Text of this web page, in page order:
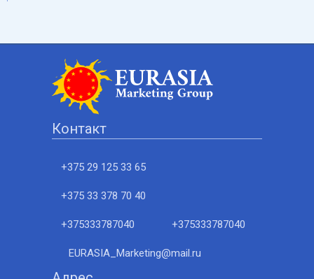
Контакт
+375 29 125 33 65
+375 33 378 70 40
+375333787040 +375333787040
EURASIA_Marketing@mail.ru